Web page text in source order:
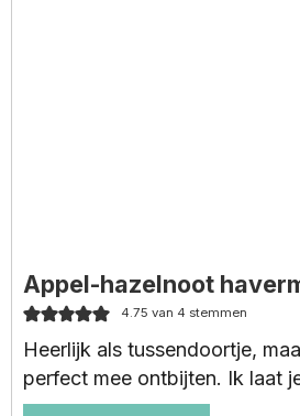
Appel-hazelnoot
4.75 van 4 stemmen
Heerlijk als tussendoortje,
perfect mee ontbijten. Ik laat